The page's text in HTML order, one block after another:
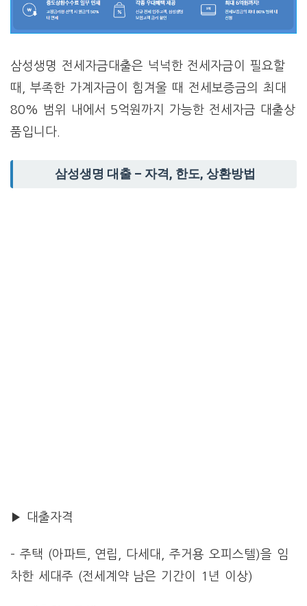
삼성생명 전세자금대출은 넉넉한 전세자금이 필요할
때, 부족한 가계자금이 힘겨울 때 전세보증금의 최대
80% 범위 내에서 5억원까지 가능한 전세자금 대출상
품입니다.
삼성생명 대출 – 자격, 한도, 상환방법
▶ 대출자격
– 주택 (아파트, 연립, 다세대, 주거용 오피스텔)을 임
차한 세대주 (전세계약 남은 기간이 1년 이상)